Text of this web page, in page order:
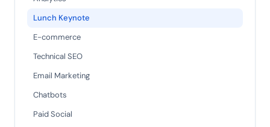
Lunch Keynote
E-commerce
Technical SEO
Email Marketing
Chatbots
Paid Social